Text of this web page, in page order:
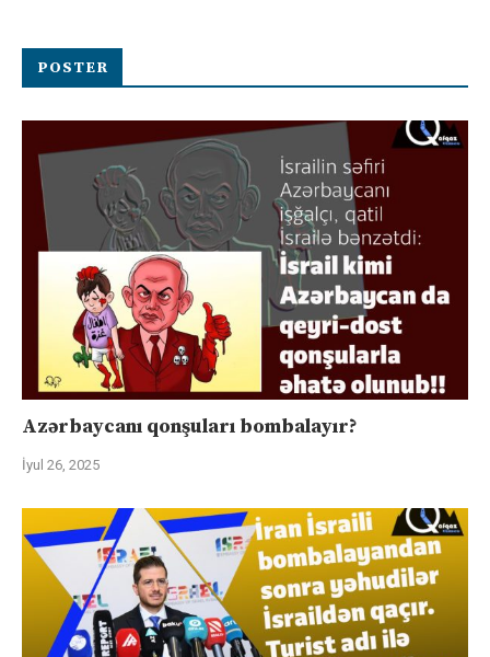
POSTER
Azərbaycanı qonşuları bombalayır?
İyul 26, 2025